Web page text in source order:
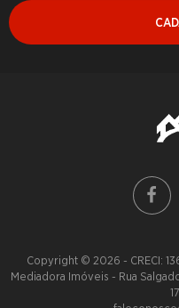
Copyright © 2026 - CRECI:
Mediadora Imóveis - Rua